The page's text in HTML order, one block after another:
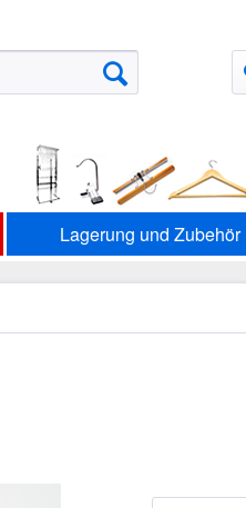
Lagerung und Zubehör